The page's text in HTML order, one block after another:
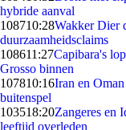
hybride aanval
108710:28Wakker Dier
duurzaamheidsclaims
108611:27Capibara's
Grosso binnen
107810:16Iran en
buitenspel
103518:20Zangeres en
leeftijd overleden